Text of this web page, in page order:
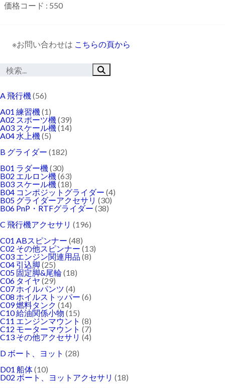
価格コード : 550
※お問い合わせは こちらの頁から
A 飛行機(56)
A01 練習機(1)
A02 スポーツ機(39)
A03 スケール機(14)
A04 水上機(5)
B グライダー (182)
B01 ラダー機(30)
B02 エルロン機(63)
B03 スケール機(18)
B04 コンポジットグライダー (4)
B05 グライダーアクセサリ (30)
B06 PnP・RTFグライダー (38)
C 飛行機アクセサリ (196)
C01 ABスピンナー (48)
C02 その他スピンナー (13)
C03 エンジン関連用品 (8)
C04 引込脚 (25)
C05 固定脚&尾輪(18)
C06 タイヤ (29)
C07 ホイルパンツ (4)
C08 ホイルストッパー (6)
C09 燃料タンク (14)
C10 給油関係小物 (15)
C11 エンジンマウント (8)
C12 モーターマウント (7)
C13 その他アクセサリ (4)
D ボート、ヨット (28)
D01 船体(10)
D02 ボート、ヨットアクセサリ (18)